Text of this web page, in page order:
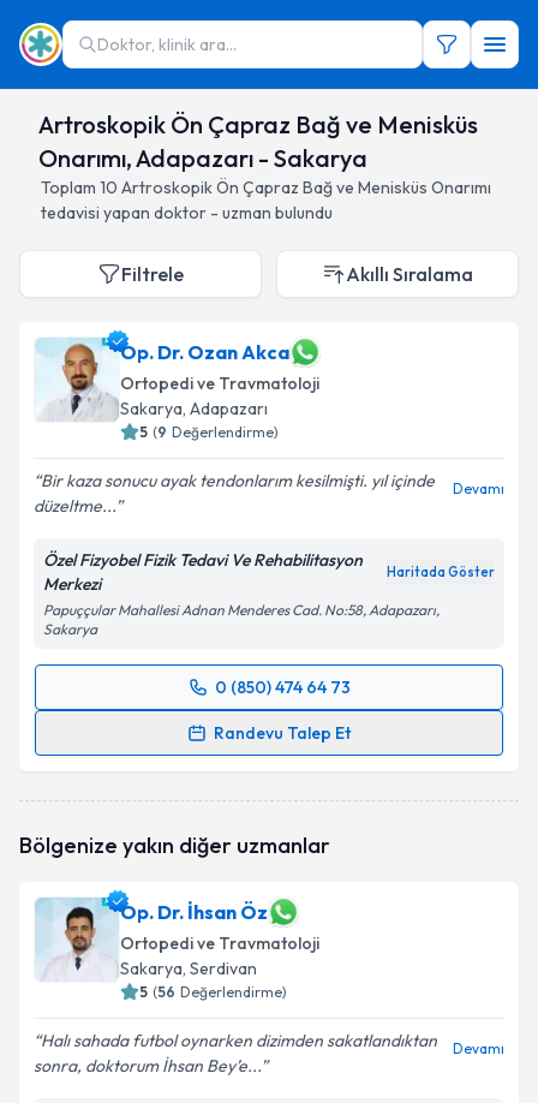
Doktor, klinik ara...
Artroskopik Ön Çapraz Bağ ve Menisküs
Onarımı, Adapazarı - Sakarya
Toplam 10 Artroskopik Ön Çapraz Bağ ve Menisküs Onarımı
tedavisi yapan doktor - uzman bulundu
Filtrele Akıllı Sıralama
Op. Dr. Ozan Akca
Ortopedi ve Travmatoloji
Sakarya, Adapazarı
5 (9 Değerlendirme)
Bir kaza sonucu ayak tendonlarım kesilmişti. yıl içinde
düzeltme...
Devamı
Özel Fizyobel Fizik Tedavi Ve Rehabilitasyon
Merkezi
Haritada Göster
Papuççular Mahallesi Adnan Menderes Cad. No:58, Adapazarı,
Sakarya
0 (850) 474 64 73
Randevu Talep Et
Randevu Takvimi Talebi
oluşturun. Size bu uzmandan randevu almanız için bir
Kişisel verilerimin işlenmesine ilişkin
Metni'ni okudum ve kişisel verilerimin belirtilen
kapsamda işlenmesini kabul ediyorum.
Bölgenize yakın diğer uzmanlar
Op. Dr. İhsan Öz
Ortopedi ve Travmatoloji
Sakarya, Serdivan
5 (56 Değerlendirme)
Halı sahada futbol oynarken dizimden sakatlandıktan
sonra, doktorum İhsan Bey’e...
Devamı